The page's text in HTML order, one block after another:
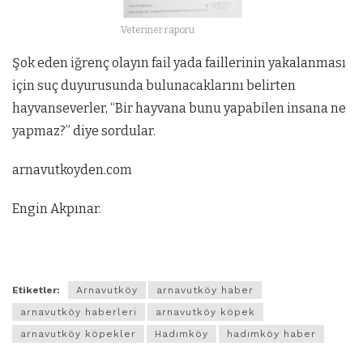
Veteriner raporu
Şok eden iğrenç olayın fail yada faillerinin yakalanması
için suç duyurusunda bulunacaklarını belirten
hayvanseverler, “Bir hayvana bunu yapabilen insana ne
yapmaz?” diye sordular.
arnavutkoyden.com
Engin Akpınar.
Etiketler: Arnavutköy
arnavutköy haber
arnavutköy haberleri
arnavutköy köpek
arnavutköy köpekler
Hadımköy hadımköy haber